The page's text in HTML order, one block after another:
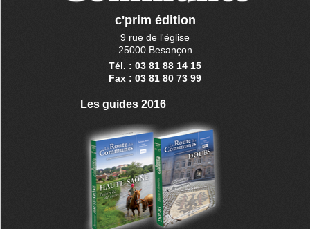
c'prim édition
9 rue de l'église
25000 Besançon
Tél. : 03 81 88 14 15
Fax : 03 81 80 73 99
Les guides 2016